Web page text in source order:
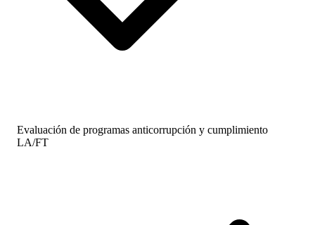
Evaluación de programas anticorrupción y cumplimiento
LA/FT